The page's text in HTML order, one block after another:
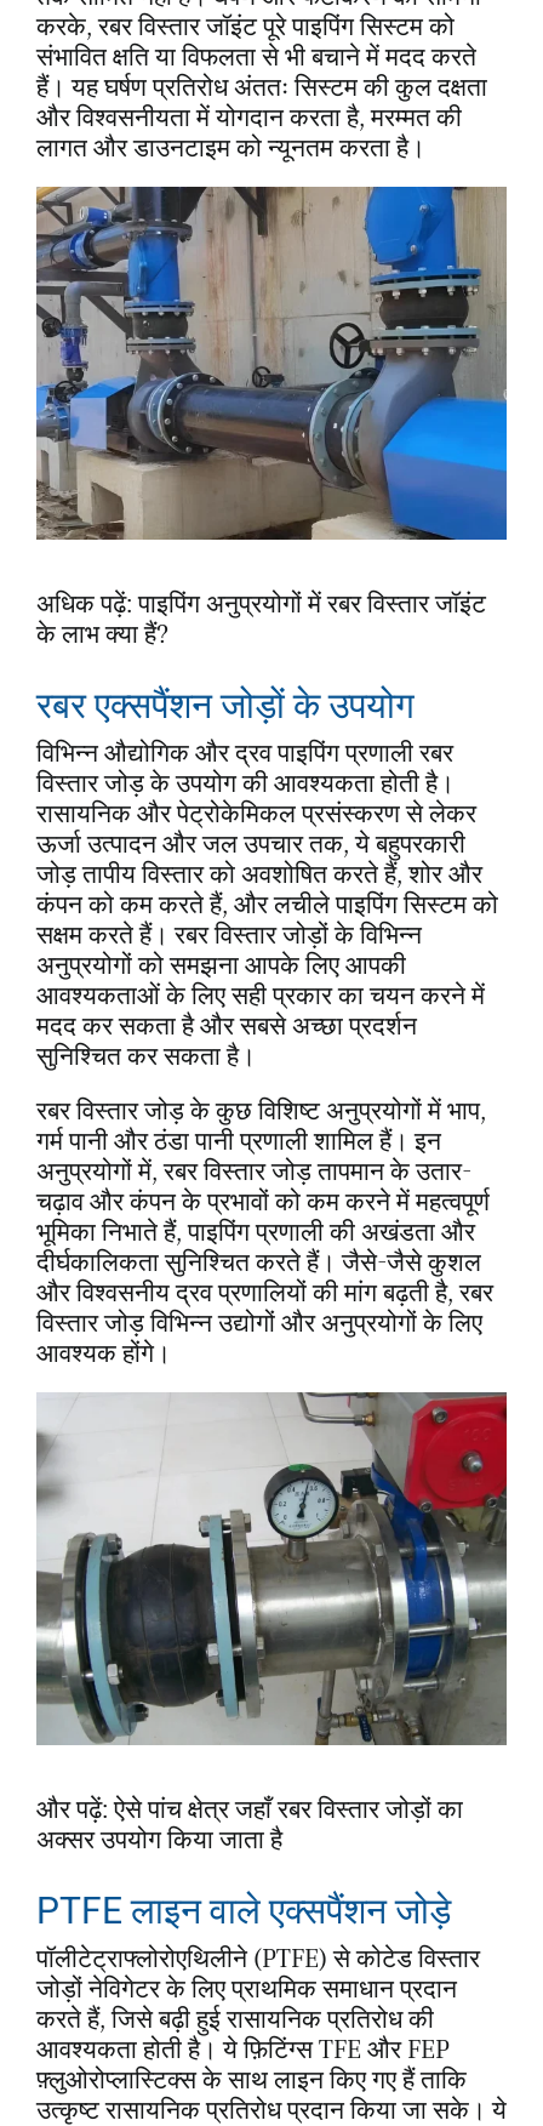
करके, रबर विस्तार जॉइंट पूरे पाइपिंग सिस्टम को
संभावित क्षति या विफलता से भी बचाने में मदद करते
हैं। यह घर्षण प्रतिरोध अंततः सिस्टम की कुल दक्षता
और विश्वसनीयता में योगदान करता है, मरम्मत की
लागत और डाउनटाइम को न्यूनतम करता है।
अधिक पढ़ें: पाइपिंग अनुप्रयोगों में रबर विस्तार जॉइंट
के लाभ क्या हैं?
रबर एक्सपैंशन जोड़ों के उपयोग
विभिन्न औद्योगिक और द्रव पाइपिंग प्रणाली रबर
विस्तार जोड़ के उपयोग की आवश्यकता होती है।
रासायनिक और पेट्रोकेमिकल प्रसंस्करण से लेकर
ऊर्जा उत्पादन और जल उपचार तक, ये बहुपरकारी
जोड़ तापीय विस्तार को अवशोषित करते हैं, शोर और
कंपन को कम करते हैं, और लचीले पाइपिंग सिस्टम को
सक्षम करते हैं। रबर विस्तार जोड़ों के विभिन्न
अनुप्रयोगों को समझना आपके लिए आपकी
आवश्यकताओं के लिए सही प्रकार का चयन करने में
मदद कर सकता है और सबसे अच्छा प्रदर्शन
सुनिश्चित कर सकता है।
रबर विस्तार जोड़ के कुछ विशिष्ट अनुप्रयोगों में भाप,
गर्म पानी और ठंडा पानी प्रणाली शामिल हैं। इन
अनुप्रयोगों में, रबर विस्तार जोड़ तापमान के उतार-
चढ़ाव और कंपन के प्रभावों को कम करने में महत्वपूर्ण
भूमिका निभाते हैं, पाइपिंग प्रणाली की अखंडता और
दीर्घकालिकता सुनिश्चित करते हैं। जैसे-जैसे कुशल
और विश्वसनीय द्रव प्रणालियों की मांग बढ़ती है, रबर
विस्तार जोड़ विभिन्न उद्योगों और अनुप्रयोगों के लिए
आवश्यक होंगे।
और पढ़ें: ऐसे पांच क्षेत्र जहाँ रबर विस्तार जोड़ों का
अक्सर उपयोग किया जाता है
PTFE लाइन वाले एक्सपैंशन जोड़े
पॉलीटेट्राफ्लोरोएथिलीने (PTFE) से कोटेड विस्तार
जोड़ों नेविगेटर के लिए प्राथमिक समाधान प्रदान
करते हैं, जिसे बढ़ी हुई रासायनिक प्रतिरोध की
आवश्यकता होती है। ये फ़िटिंग्स TFE और FEP
फ़्लुओरोप्लास्टिक्स के साथ लाइन किए गए हैं ताकि
उत्कृष्ट रासायनिक प्रतिरोध प्रदान किया जा सके। ये